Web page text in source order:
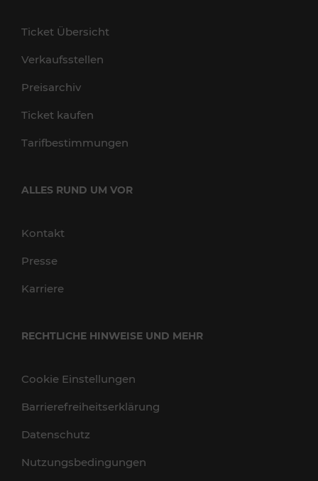
Ticket Übersicht
Verkaufsstellen
Preisarchiv
Ticket kaufen
Tarifbestimmungen
ALLES RUND UM VOR
Kontakt
Presse
Karriere
RECHTLICHE HINWEISE UND MEHR
Cookie Einstellungen
Barrierefreiheitserklärung
Datenschutz
Nutzungsbedingungen